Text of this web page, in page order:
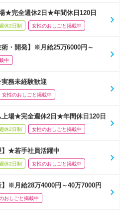
★完全週休2日★年間休日120日
休2日制 女性のおしごと掲載中
・開発】※月給25万6000円～
中
務未経験歓迎
女性のおしごと掲載中
上場★完全週休2日★年間休日120日
休2日制 女性のおしごと掲載中
】★若手社員活躍中
休2日制 女性のおしごと掲載中
※月給28万4000円～40万7000円
おしごと掲載中